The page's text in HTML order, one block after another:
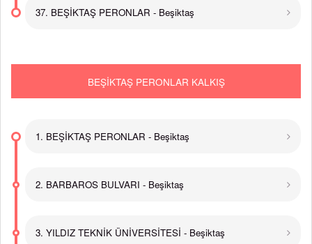
37. BEŞİKTAŞ PERONLAR - Beşiktaş
BEŞİKTAŞ PERONLAR KALKIŞ
1. BEŞİKTAŞ PERONLAR - Beşiktaş
2. BARBAROS BULVARI - Beşiktaş
3. YILDIZ TEKNİK ÜNİVERSİTESİ - Beşiktaş